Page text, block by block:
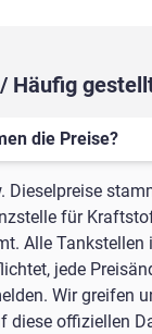
/ Häufig
die Preise?
Dieselpreise
für
Alle Tankstellen
jede
Wir greifen
diese offiziellen